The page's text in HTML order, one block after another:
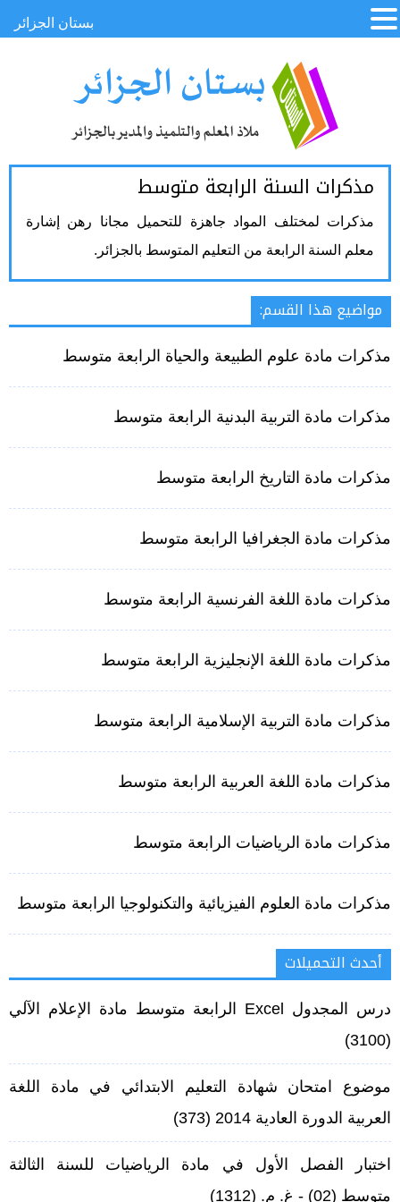
مذكرات السنة الرابعة متوسط
مذكرات لمختلف المواد جاهزة للتحميل مجانا رهن إشارة
معلم السنة الرابعة من التعليم المتوسط بالجزائر.
مواضيع هذا القسم:
مذكرات مادة علوم الطبيعة والحياة الرابعة متوسط
مذكرات مادة التربية البدنية الرابعة متوسط
مذكرات مادة التاريخ الرابعة متوسط
مذكرات مادة الجغرافيا الرابعة متوسط
مذكرات مادة اللغة الفرنسية الرابعة متوسط
مذكرات مادة اللغة الإنجليزية الرابعة متوسط
مذكرات مادة التربية الإسلامية الرابعة متوسط
مذكرات مادة اللغة العربية الرابعة متوسط
مذكرات مادة الرياضيات الرابعة متوسط
مذكرات مادة العلوم الفيزيائية والتكنولوجيا الرابعة متوسط
أحدث التحميلات
درس المجدول Excel الرابعة متوسط مادة الإعلام الآلي
(3100)
موضوع امتحان شهادة التعليم الابتدائي في مادة اللغة
العربية الدورة العادية 2014
(373)
اختبار الفصل الأول في مادة الرياضيات للسنة الثالثة
متوسط (02) - غ. م.
(1312)
بستان الجزائر